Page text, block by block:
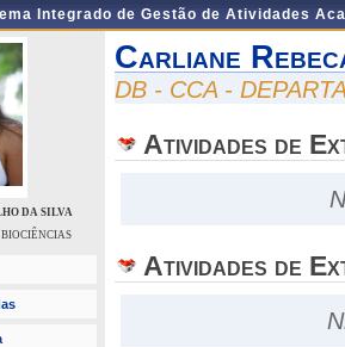
Integrado de Gestão de Atividades
DA SILVA
Carliane
DB - CCA -
Atividades de
Atividades de